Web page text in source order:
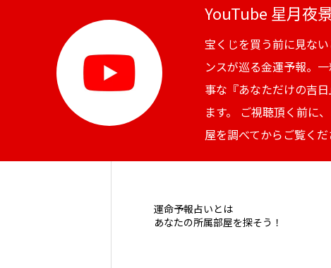
YouTube 星月夜
宝くじを買う前に見な
ンスが巡る金運予報。
事な『あなただけの吉
ます。 ご視聴頂く前に
屋を調べてからご覧くだ
運命予報占いとは
あなたの所属部屋を探そう！